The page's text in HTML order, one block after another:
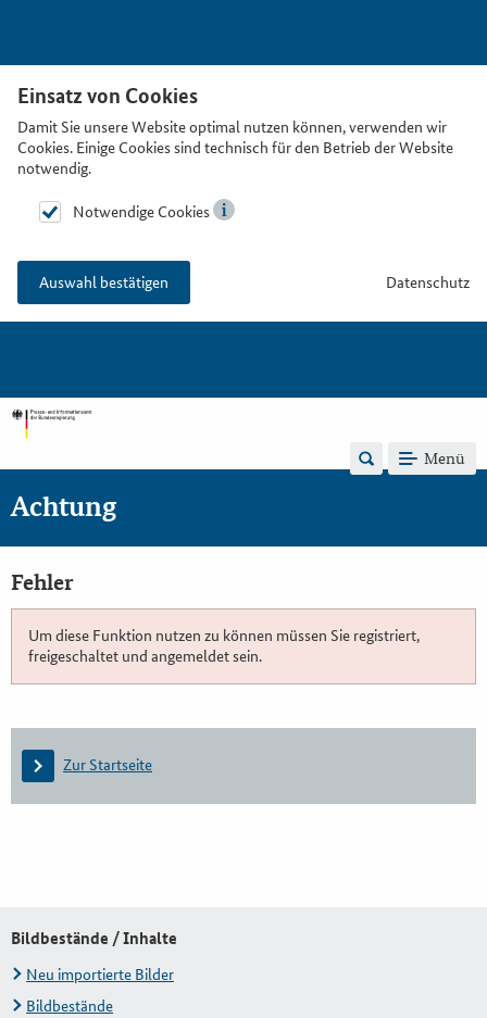
Einsatz von Cookies
Damit Sie unsere Website optimal nutzen können, verwenden wir
Cookies. Einige Cookies sind technisch für den Betrieb der Website
notwendig.
Notwendige Cookies
Auswahl bestätigen Datenschutz
Menü
Achtung
Fehler
Um diese Funktion nutzen zu können müssen Sie registriert,
freigeschaltet und angemeldet sein.
Zur Startseite
Bildbestände / Inhalte
Neu importierte Bilder
Bildbestände